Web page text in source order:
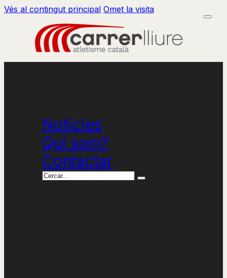
Vés al contingut principal Omet la visita
Notícies
Qui som?
Contactar
Cercar